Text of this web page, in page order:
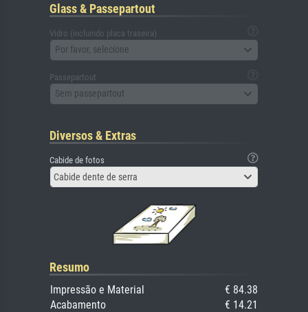
Glass & Passepartout
Vidro (incluindo placa traseira)
Por favor, selecione
Passepartout
Sem passepartout
Diversos & Extras
Cabide de fotos
Cabide dente de serra
Resumo
Impressão e Material
€ 84.38
Acabamento
€ 14.21